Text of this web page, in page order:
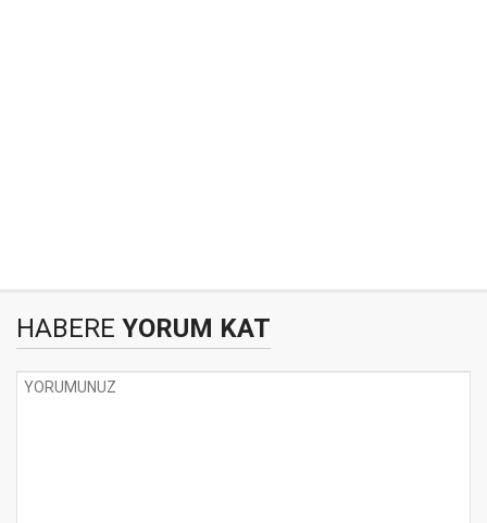
HABERE YORUM KAT